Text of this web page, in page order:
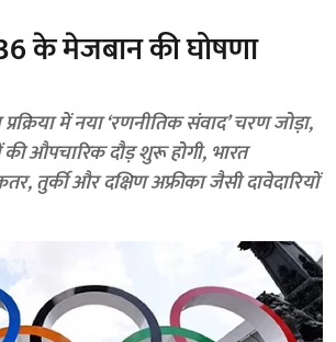
के मेजबान की घोषणा
में नया ‘रणनीतिक संवाद’ चरण जोड़ा,
औपचारिक दौड़ शुरू होगी, भारत
तुर्की और दक्षिण अफ्रीका जैसी दावेदारियों